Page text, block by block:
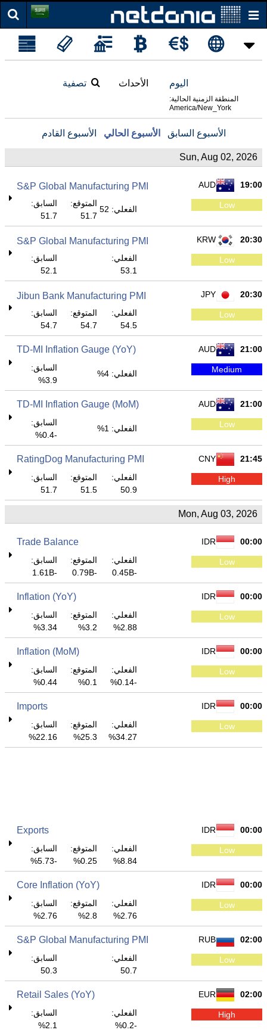
اليوم
المنطقة الزمنية الحالية:
America/New_York
الأحداث تصفية
الأسبوع السابق الأسبوع الحالي الأسبوع القادم
Sun, Aug 02, 2026
19:00
AUD
S&P Global Manufacturing PMI
Low الفعلي: 52
المتوقع:
51.7
السابق:
51.7
20:30
KRW
S&P Global Manufacturing PMI
Low
الفعلي:
53.1
السابق:
52.1
20:30
JPY
Jibun Bank Manufacturing PMI
Low
الفعلي:
54.5
المتوقع:
54.7
السابق:
54.7
21:00
AUD
TD-MI Inflation Gauge (YoY)
Medium الفعلي: 4%
السابق:
3.9%
21:00
AUD
TD-MI Inflation Gauge (MoM)
Low الفعلي: 1%
السابق:
-0.4%
21:45
CNY
RatingDog Manufacturing PMI
High
الفعلي:
50.9
المتوقع:
51.5
السابق:
51.7
Mon, Aug 03, 2026
00:00
IDR
Trade Balance
Low
الفعلي:
-0.45B
المتوقع:
-0.79B
السابق:
-1.61B
00:00
IDR
Inflation (YoY)
Low
الفعلي:
2.88%
المتوقع:
3.2%
السابق:
3.34%
00:00
IDR
Inflation (MoM)
Low
الفعلي:
-0.14%
المتوقع:
0.1%
السابق:
0.44%
00:00
IDR
Imports
Low
الفعلي:
34.27%
المتوقع:
25.3%
السابق:
22.16%
00:00
IDR
Exports
Low
الفعلي:
8.84%
المتوقع:
0.25%
السابق:
-5.73%
00:00
IDR
Core Inflation (YoY)
Low
الفعلي:
2.76%
المتوقع:
2.8%
السابق:
2.76%
02:00
RUB
S&P Global Manufacturing PMI
Low
الفعلي:
50.7
السابق:
50.3
02:00
EUR
Retail Sales (YoY)
High
الفعلي:
-0.2%
السابق:
2.1%